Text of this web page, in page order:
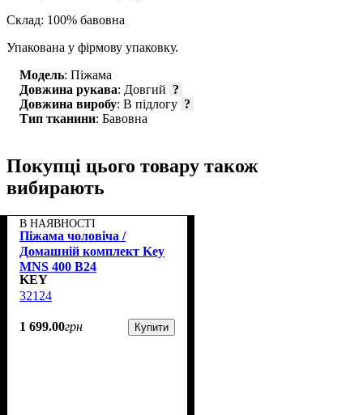
Склад: 100% бавовна
Упакована у фірмову упаковку.
Модель: Піжама
Довжина рукава: Довгий ?
Довжина виробу: В підлогу ?
Тип тканини: Бавовна
Покупці цього товару також
вибирають
В НАЯВНОСТІ
Піжама чоловіча /
Домашній комплект Key
MNS 400 B24
KEY
32124
1 699.00грн Купити